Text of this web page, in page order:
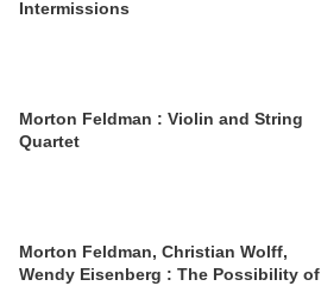
Intermissions
Morton Feldman : Violin and String
Quartet
Morton Feldman, Christian Wolff,
Wendy Eisenberg : The Possibility of